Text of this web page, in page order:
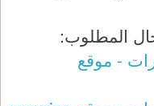
المطلوب:
- موقع